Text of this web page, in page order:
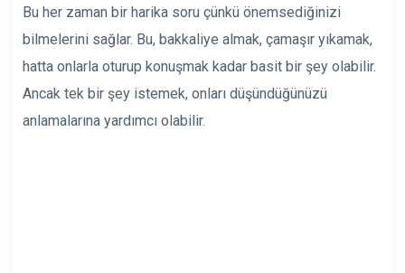
Bu her zaman bir harika soru çünkü önemsediğinizi
bilmelerini sağlar. Bu, bakkaliye almak, çamaşır yıkamak,
hatta onlarla oturup konuşmak kadar basit bir şey olabilir.
Ancak tek bir şey istemek, onları düşündüğünüzü
anlamalarına yardımcı olabilir.